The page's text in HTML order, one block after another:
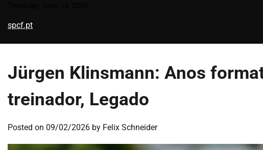
content
spcf.pt
Jürgen Klinsmann: Anos
treinador, Legado
Posted on 09/02/2026 by Felix Schneider